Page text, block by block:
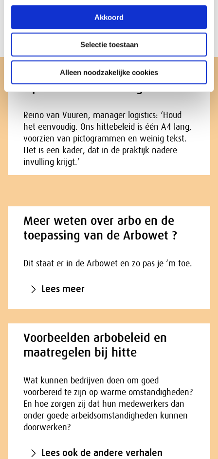
Akkoord
Selectie toestaan
Alleen noodzakelijke cookies
: voorlichting medewerkers over de
risico’s van werken in de hitte.
Tip voor andere werkgevers
Reino van Vuuren, manager logistics: ‘Houd
het eenvoudig. Ons hittebeleid is één A4 lang,
voorzien van pictogrammen en weinig tekst.
Het is een kader, dat in de praktijk nadere
invulling krijgt.’
Meer weten over arbo en de
toepassing van de Arbowet ?
Dit staat er in de Arbowet en zo pas je ‘m toe.
Lees meer
Voorbeelden arbobeleid en
maatregelen bij hitte
Wat kunnen bedrijven doen om goed
voorbereid te zijn op warme omstandigheden?
En hoe zorgen zij dat hun medewerkers dan
onder goede arbeidsomstandigheden kunnen
doorwerken?
Lees ook de andere verhalen